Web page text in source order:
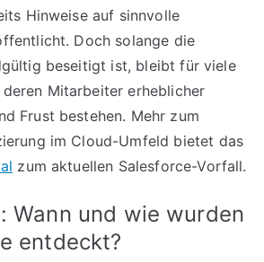
Hinweise auf sinnvolle
Doch solange die
beseitigt ist, bleibt für viele
Mitarbeiter erheblicher
Frust bestehen. Mehr zum
im Cloud-Umfeld bietet das
zum aktuellen Salesforce-Vorfall.
Wann und wie wurden
entdeckt?